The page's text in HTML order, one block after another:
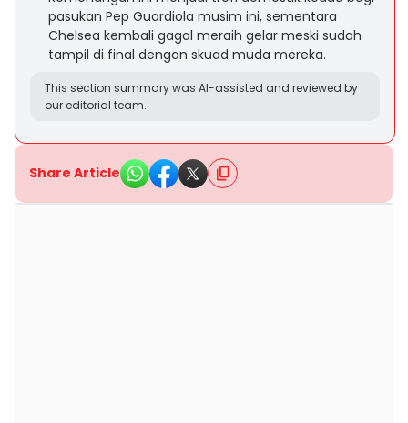
pasukan Pep Guardiola musim ini, sementara
Chelsea kembali gagal meraih gelar meski sudah
tampil di final dengan skuad muda mereka.
This section summary was AI-assisted and reviewed by
our editorial team.
Share Article